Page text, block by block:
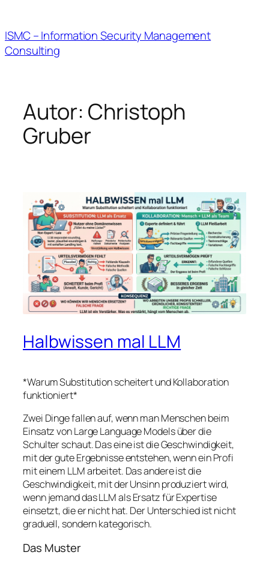
springen
ISMC – Information Security Management
Consulting
Autor: Christoph
Gruber
Halbwissen mal LLM
*Warum Substitution scheitert und Kollaboration
funktioniert*
Zwei Dinge fallen auf, wenn man Menschen beim
Einsatz von Large Language Models über die
Schulter schaut. Das eine ist die Geschwindigkeit,
mit der gute Ergebnisse entstehen, wenn ein Profi
mit einem LLM arbeitet. Das andere ist die
Geschwindigkeit, mit der Unsinn produziert wird,
wenn jemand das LLM als Ersatz für Expertise
einsetzt, die er nicht hat. Der Unterschied ist nicht
graduell, sondern kategorisch.
Das Muster